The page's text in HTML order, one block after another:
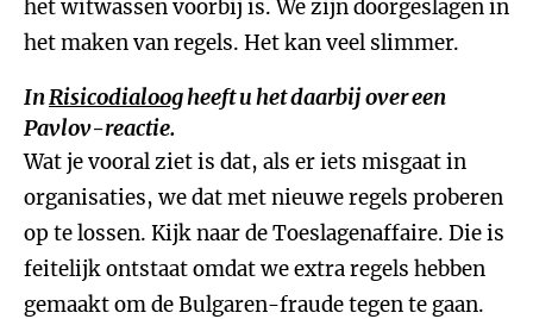
het witwassen voorbij is. We zijn doorgeslagen in
het maken van regels. Het kan veel slimmer.
InRisicodialoogheeft u het daarbij over een
Pavlov-reactie.
Wat je vooral ziet is dat, als er iets misgaat in
organisaties, we dat met nieuwe regels proberen
op te lossen. Kijk naar de Toeslagenaffaire. Die is
feitelijk ontstaat omdat we extra regels hebben
gemaakt om de Bulgaren-fraude tegen te gaan.